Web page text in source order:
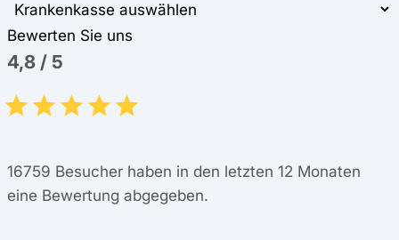
Bewerten Sie uns
4,8 / 5
16759 Besucher haben in den letzten 12 Monaten
eine Bewertung abgegeben.